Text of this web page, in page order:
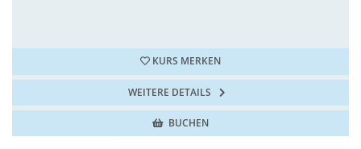
KURS MERKEN
WEITERE DETAILS
BUCHEN